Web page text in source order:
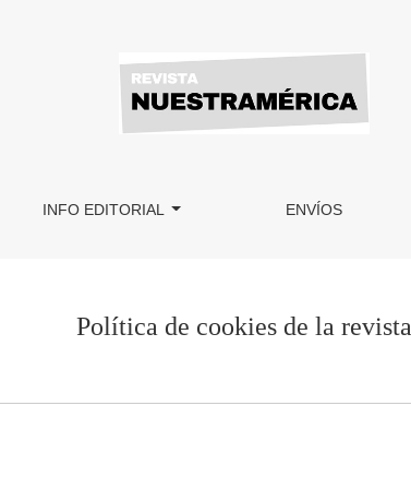
INFO EDITORIAL ENVÍOS
Política de cookies de la revista